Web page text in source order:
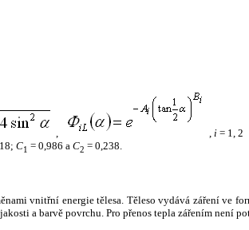
, , i = 1, 2
C1 = 0,986 a C2 = 0,238.
vnitřní energie tělesa. Těleso vydává záření ve
a barvě povrchu. Pro přenos tepla zářením není